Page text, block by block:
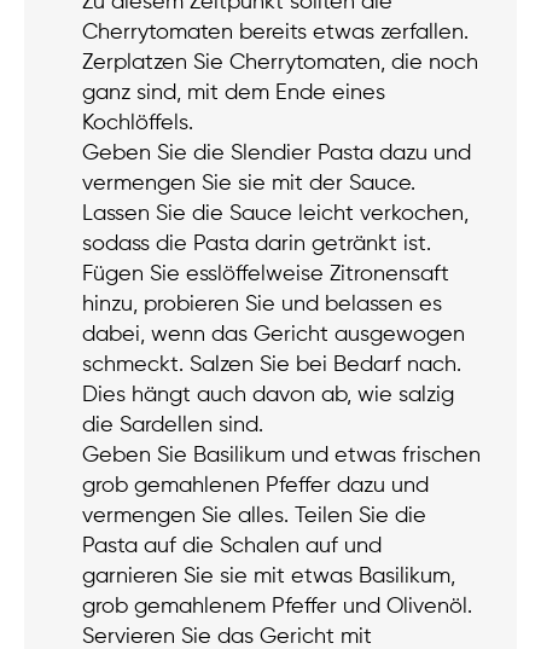
Cherrytomaten bereits etwas zerfallen.
Zerplatzen Sie Cherrytomaten, die noch
ganz sind, mit dem Ende eines
Kochlöffels.
Geben Sie die Slendier Pasta dazu und
vermengen Sie sie mit der Sauce.
Lassen Sie die Sauce leicht verkochen,
sodass die Pasta darin getränkt ist.
Fügen Sie esslöffelweise Zitronensaft
hinzu, probieren Sie und belassen es
dabei, wenn das Gericht ausgewogen
schmeckt. Salzen Sie bei Bedarf nach.
Dies hängt auch davon ab, wie salzig
die Sardellen sind.
Geben Sie Basilikum und etwas frischen
grob gemahlenen Pfeffer dazu und
vermengen Sie alles. Teilen Sie die
Pasta auf die Schalen auf und
garnieren Sie sie mit etwas Basilikum,
grob gemahlenem Pfeffer und Olivenöl.
Servieren Sie das Gericht mit